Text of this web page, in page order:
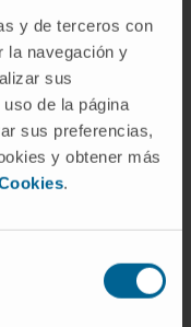
y de terceros con
la navegación y
sus
de la página
sus preferencias,
y obtener más
.
problemas